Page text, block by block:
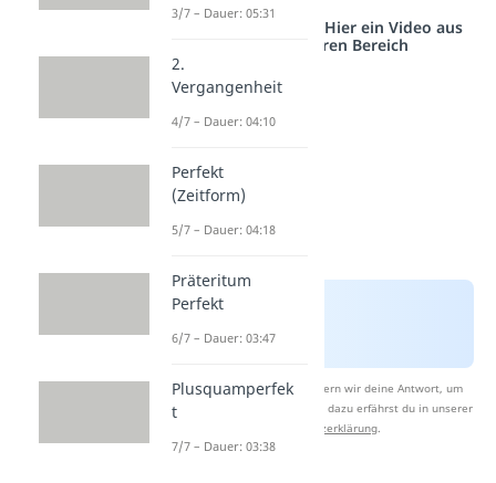
Studyflix vernetzt: Hier ein Video aus
einem anderen Bereich
Nach Beantwortung speichern wir deine Antwort, um
Studyflix zu verbessern. Mehr dazu erfährst du in unserer
Datenschutzerklärung.
3/7 – Dauer: 05:31
2.
Vergangenheit
4/7 – Dauer: 04:10
Perfekt
(Zeitform)
5/7 – Dauer: 04:18
Präteritum
Perfekt
6/7 – Dauer: 03:47
Plusquamperfek
t
7/7 – Dauer: 03:38